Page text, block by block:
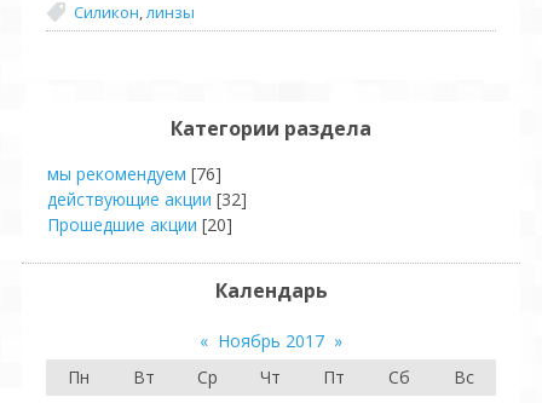
Силикон,линзы
Категории раздела
мы рекомендуем [76]
действующие акции [32]
Прошедшие акции [20]
Календарь
« Ноябрь 2017 »
Пн
Вт Ср Чт Пт Сб
Вс